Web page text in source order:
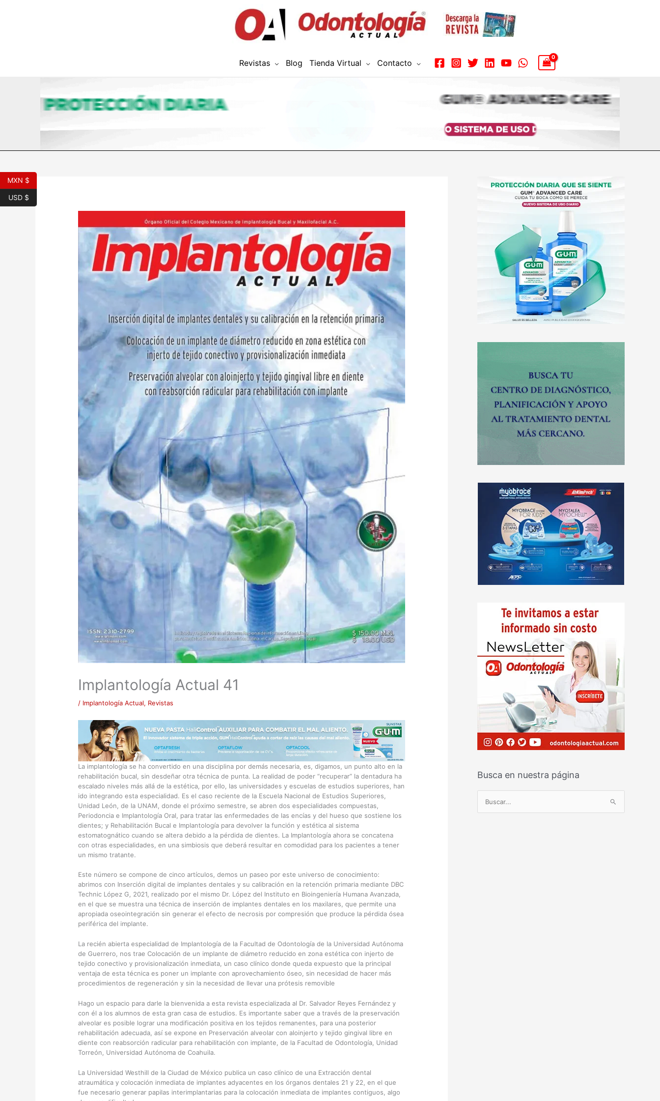
Revistas Blog Tienda Virtual Contacto
Implantología Actual 41
/ Implantología Actual, Revistas
La implantología se ha convertido en una disciplina por demás necesaria, es, digamos, un punto alto en la
rehabilitación bucal, sin desdeñar otra técnica de punta. La realidad de poder “recuperar” la dentadura ha
escalado niveles más allá de la estética, por ello, las universidades y escuelas de estudios superiores, han
ido integrando esta especialidad. Es el caso reciente de la Escuela Nacional de Estudios Superiores,
Unidad León, de la UNAM, donde el próximo semestre, se abren dos especialidades compuestas,
Periodoncia e Implantología Oral, para tratar las enfermedades de las encías y del hueso que sostiene los
dientes; y Rehabilitación Bucal e Implantología para devolver la función y estética al sistema
estomatognático cuando se altera debido a la pérdida de dientes. La Implantología ahora se concatena
con otras especialidades, en una simbiosis que deberá resultar en comodidad para los pacientes a tener
un mismo tratante.
Este número se compone de cinco artículos, demos un paseo por este universo de conocimiento:
abrimos con Inserción digital de implantes dentales y su calibración en la retención primaria mediante DBC
Technic López G, 2021, realizado por el mismo Dr. López del Instituto en Bioingeniería Humana Avanzada,
en el que se muestra una técnica de inserción de implantes dentales en los maxilares, que permite una
apropiada oseointegración sin generar el efecto de necrosis por compresión que produce la pérdida ósea
periférica del implante.
La recién abierta especialidad de Implantología de la Facultad de Odontología de la Universidad Autónoma
de Guerrero, nos trae Colocación de un implante de diámetro reducido en zona estética con injerto de
tejido conectivo y provisionalización inmediata, un caso clínico donde queda expuesto que la principal
ventaja de esta técnica es poner un implante con aprovechamiento óseo, sin necesidad de hacer más
procedimientos de regeneración y sin la necesidad de llevar una prótesis removible
Hago un espacio para darle la bienvenida a esta revista especializada al Dr. Salvador Reyes Fernández y
con él a los alumnos de esta gran casa de estudios. Es importante saber que a través de la preservación
alveolar es posible lograr una modificación positiva en los tejidos remanentes, para una posterior
rehabilitación adecuada, así se expone en Preservación alveolar con aloinjerto y tejido gingival libre en
diente con reabsorción radicular para rehabilitación con implante, de la Facultad de Odontología, Unidad
Torreón, Universidad Autónoma de Coahuila.
La Universidad Westhill de la Ciudad de México publica un caso clínico de una Extracción dental
atraumática y colocación inmediata de implantes adyacentes en los órganos dentales 21 y 22, en el que
fue necesario generar papilas interimplantarias para la colocación inmediata de implantes contiguos, algo
Busca en nuestra página
MXN $
USD $